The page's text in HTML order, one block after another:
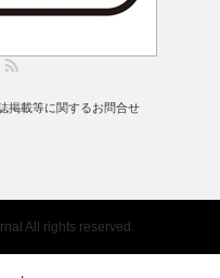
掲載等に関するお問合せ
All rights reserved.